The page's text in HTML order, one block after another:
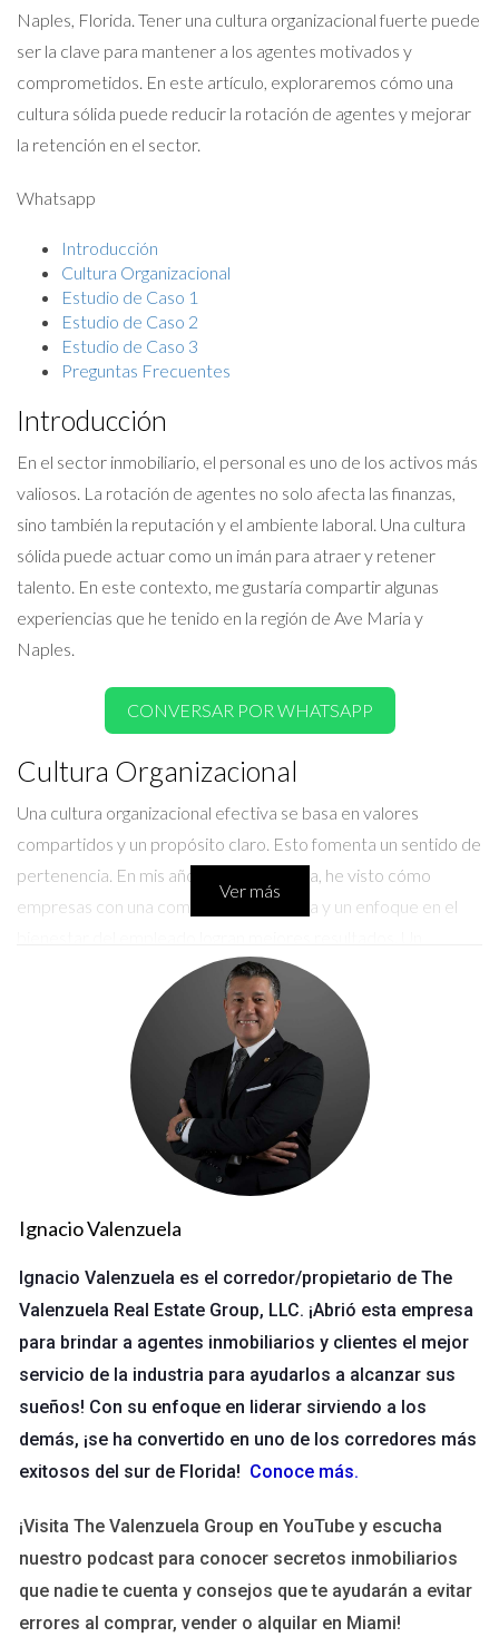
Naples, Florida. Tener una cultura organizacional fuerte puede
ser la clave para mantener a los agentes motivados y
comprometidos. En este artículo, exploraremos cómo una
cultura sólida puede reducir la rotación de agentes y mejorar
la retención en el sector.
Whatsapp
Introducción
Cultura Organizacional
Estudio de Caso 1
Estudio de Caso 2
Estudio de Caso 3
Preguntas Frecuentes
Introducción
En el sector inmobiliario, el personal es uno de los activos más
valiosos. La rotación de agentes no solo afecta las finanzas,
sino también la reputación y el ambiente laboral. Una cultura
sólida puede actuar como un imán para atraer y retener
talento. En este contexto, me gustaría compartir algunas
experiencias que he tenido en la región de Ave Maria y
Naples.
CONVERSAR POR WHATSAPP
Cultura Organizacional
Una cultura organizacional efectiva se basa en valores
compartidos y un propósito claro. Esto fomenta un sentido de
pertenencia. En mis años de experiencia, he visto cómo
empresas con una comunicación abierta y un enfoque en el
ejemplo es la implementación de actividades sociales que
permiten a los agentes interactuar fuera del entorno laboral.
LLAMAR AHORA
Estudio de Caso 1
Una oficina en Naples decidió implementar un programa de
mentoría entre nuevos agentes y veteranos. Este programa
no solo ayudó a los nuevos a adaptarse, sino que también
rotación disminuyó en un 30% durante el primer año.
Si deseas mejorar tu equipo, considera
establecer un programa de mentoría similar.
Estoy aquí para ayudarte a implementarlo.
Estudio de Caso 2
empleados podían expresar sus opiniones sobre el entorno
laboral. Estas reuniones promovieron un espacio seguro para
compartir ideas y preocupaciones. Al implementar cambios
basados en este feedback, lograron aumentar la satisfacción
Ver más
Ignacio Valenzuela
Ignacio Valenzuela es el corredor/propietario de The
Valenzuela Real Estate Group, LLC. ¡Abrió esta empresa
para brindar a agentes inmobiliarios y clientes el mejor
servicio de la industria para ayudarlos a alcanzar sus
sueños! Con su enfoque en liderar sirviendo a los
demás, ¡se ha convertido en uno de los corredores más
exitosos del sur de Florida! Conoce más.
¡Visita The Valenzuela Group en YouTube y escucha
nuestro podcast para conocer secretos inmobiliarios
que nadie te cuenta y consejos que te ayudarán a evitar
errores al comprar, vender o alquilar en Miami!